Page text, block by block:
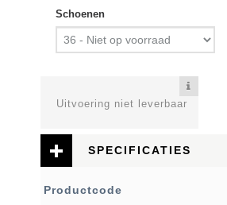
Schoenen
Uitvoering niet leverbaar
SPECIFICATIES
Productcode